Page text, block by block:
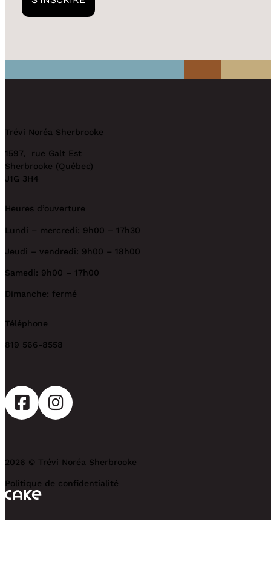
Trévi Noréa Sherbrooke
1597, rue Galt Est
Sherbrooke (Québec)
J1G 3H4
Heures d’ouverture
Lundi – mercredi: 9h00 – 17h30
Jeudi – vendredi: 9h00 – 18h00
Samedi: 9h00 – 17h00
Dimanche: fermé
Téléphone
819 566-8558
Politique de confidentialité
2026 © Trévi Noréa Sherbrooke